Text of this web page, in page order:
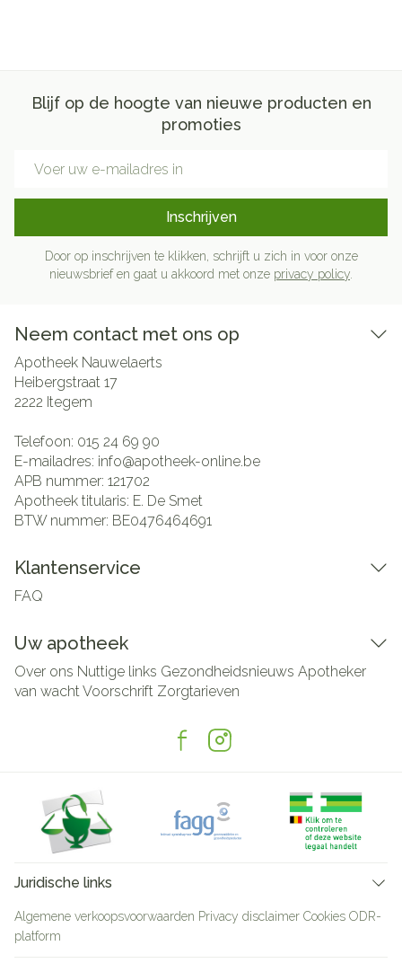
Blijf op de hoogte van nieuwe producten en
promoties
Inschrijven
Door op inschrijven te klikken, schrijft u zich in voor onze
nieuwsbrief en gaat u akkoord met onze privacy policy
Neem contact met ons op
Apotheek Nauwelaerts
Heibergstraat 17
2222 Itegem
Telefoon: 015 24 69 90
E-mailadres: info@apotheek-online.be
APB nummer: 121702
Apotheek titularis: E. De Smet
BTW nummer: BE0476464691
Klantenservice
FAQ
Uw apotheek
Over ons Nuttige links Gezondheidsnieuws Apotheker
van wachtVoorschrift Zorgtarieven
Juridische links
Algemene verkoopsvoorwaarden Privacy disclaimer Cookies ODR-
platform